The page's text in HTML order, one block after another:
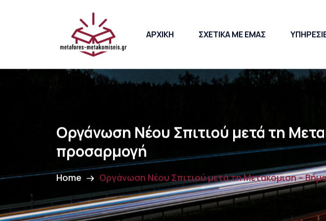
ΑΡΧΙΚΗ ΣΧΕΤΙΚΑ ΜΕ ΕΜΑΣ
Οργάνωση Νέου Σπιτιού μετά τη
προσαρμογή
Home Οργάνωση Νέου Σπιτιού μετά τη Μετακόμιση –